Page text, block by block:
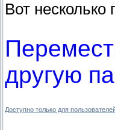
Вот несколько
другую
Доступно только для